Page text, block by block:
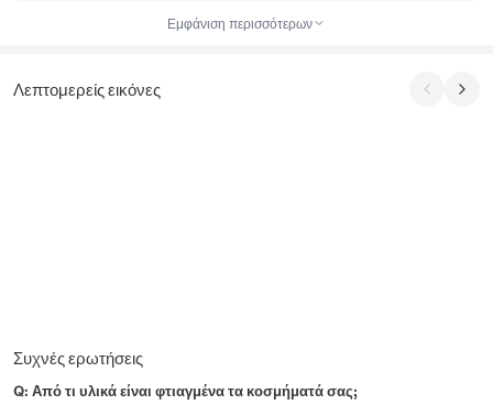
Εμφάνιση περισσότερων
Λεπτομερείς εικόνες
Συχνές ερωτήσεις
Q: Από τι υλικά είναι φτιαγμένα τα κοσμήματά σας;